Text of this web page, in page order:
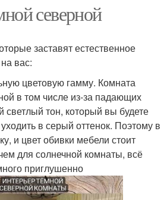
северной
заставят естественное
вас:
цветовую гамму. Комната
в том числе из-за падающих
светлый тон, который вы будете
в серый оттенок. Поэтому в
и цвет обивки мебели стоит
для солнечной комнаты, всё
приглушенно